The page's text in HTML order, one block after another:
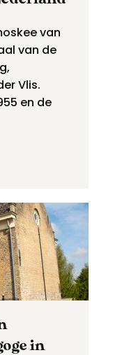
van
van de
Vlis.
en de
in